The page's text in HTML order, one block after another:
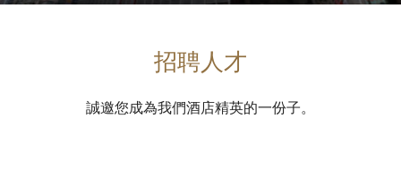
招聘人才
誠邀您成為我們酒店精英的一份子。